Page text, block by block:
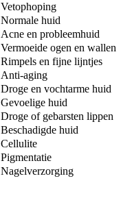
Vetophoping
Normale huid
Acne en probleemhuid
Vermoeide ogen en wallen
Rimpels en fijne lijntjes
Anti-aging
Droge en vochtarme huid
Gevoelige huid
Droge of gebarsten lippen
Beschadigde huid
Cellulite
Pigmentatie
Nagelverzorging